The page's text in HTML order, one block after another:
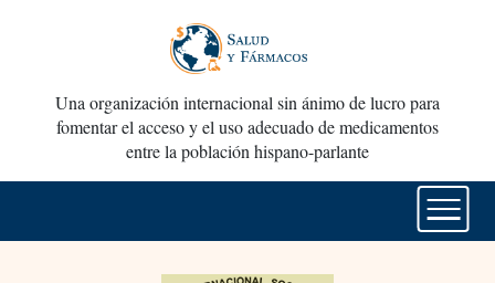
Una organización internacional sin ánimo de lucro para
fomentar el acceso y el uso adecuado de medicamentos
entre la población hispano-parlante